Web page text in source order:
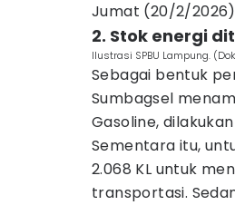
Jumat (20/2/
2. Stok energi
Ilustrasi SPBU Lampung.
Sebagai bentuk
Sumbagsel
Gasoline,
Sementara itu,
2.068 KL untuk
transportasi.